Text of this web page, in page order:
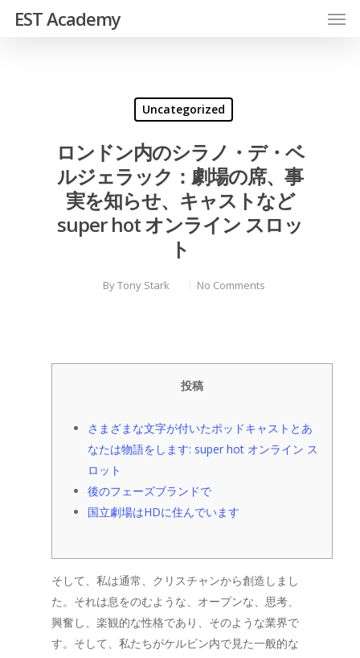
EST Academy
Uncategorized
ロンドン内のシラノ・デ・ベ
ルジェラック：劇場の席、事
実を知らせ、キャストなど
super hot オンライン スロッ
ト
ByTony Stark No Comments
投稿
さまざまな文字が付いたポッドキャストとあ
なたは物語をします: super hot オンライン ス
ロット
後のフェーズブランドで
国立劇場はHDに住んでいます
そして、私は通常、クリスチャンから創造しまし
た。それは息をのむような、オープンな、思考、
興奮し、楽観的な性格であり、そのような業界で
す。そして、私たちがケルビン内で見た一般的な